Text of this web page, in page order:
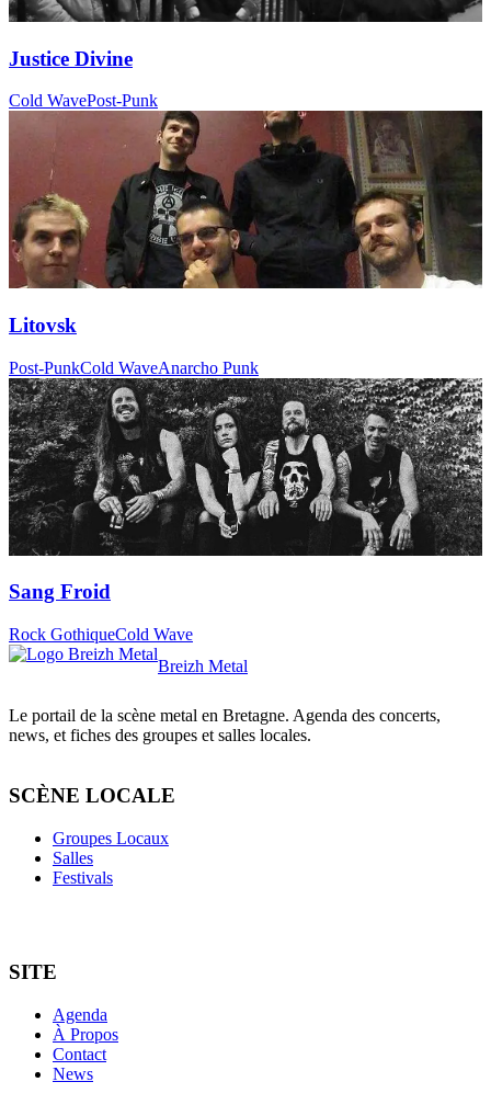
Justice Divine
Cold WavePost-Punk
Litovsk
Post-PunkCold WaveAnarcho Punk
Sang Froid
Rock GothiqueCold Wave
Breizh Metal
Le portail de la scène metal en Bretagne. Agenda des concerts,
news, et fiches des groupes et salles locales.
SCÈNE LOCALE
Groupes Locaux
Salles
Festivals
SITE
Agenda
À Propos
Contact
News